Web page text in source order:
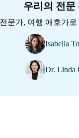
우리의 전문
문가, 여행 애호가
Isabella
Dr. Linda